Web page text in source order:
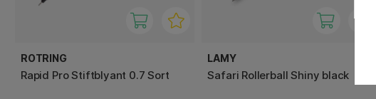
ROTRING
Rapid Pro Stiftblyant 0.7 Sort
LAMY
Safari Rollerball Shiny black